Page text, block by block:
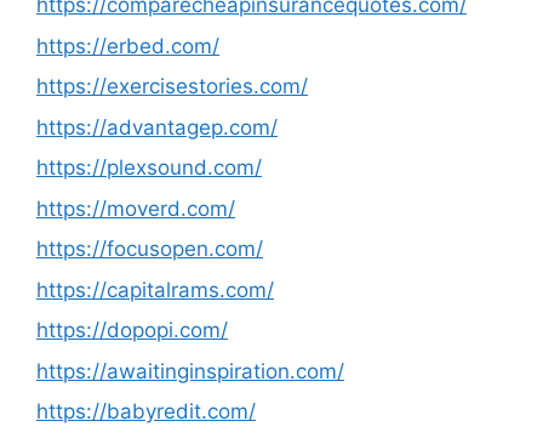
https://comparecheapinsurancequotes.com/
https://erbed.com/
https://exercisestories.com/
https://advantagep.com/
https://plexsound.com/
https://moverd.com/
https://focusopen.com/
https://capitalrams.com/
https://dopopi.com/
https://awaitinginspiration.com/
https://babyredit.com/